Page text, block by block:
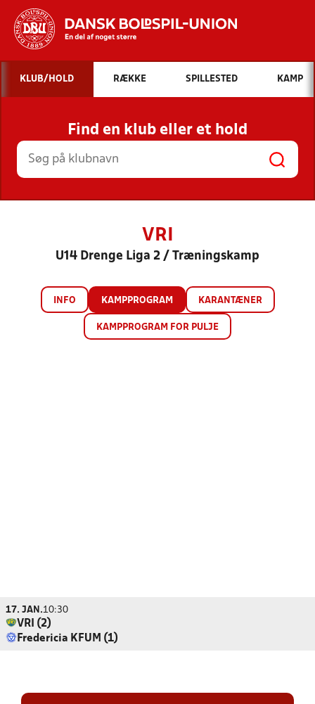
Hvad vil du søge efter?
INDHOLD OG NYHEDER
STILLINGER, RESULTATER, KLUBBER OG
HOLD
KLUB/HOLD RÆKKE SPILLESTED KAMP
Find en klub eller et hold
VRI
U14 Drenge Liga 2 / Træningskamp
INFO KAMPPROGRAM KARANTÆNER
KAMPPROGRAM FOR PULJE
17. JAN.10:30
VRI (2)
Fredericia KFUM (1)